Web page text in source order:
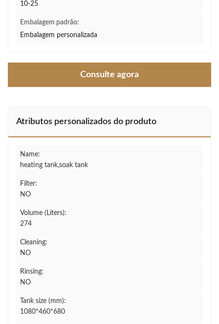
10-25
Embalagem padrão:
Embalagem personalizada
Consulte agora
Atributos personalizados do produto
Name:
heating tank,soak tank
Filter:
NO
Volume (Liters):
274
Cleaning:
NO
Rinsing:
NO
Tank size (mm):
1080*460*680